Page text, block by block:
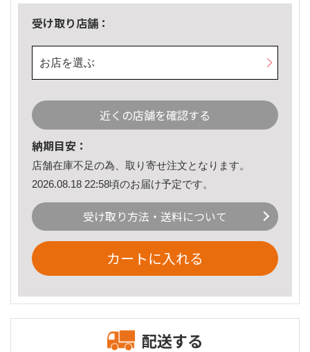
受け取り店舗：
お店を選ぶ
近くの店舗を確認する
納期目安：
店舗在庫不足の為、取り寄せ注文となります。
2026.08.18 22:58頃のお届け予定です。
受け取り方法・送料について
カートに入れる
配送する